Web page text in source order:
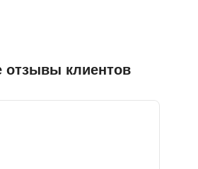
отзывы клиентов